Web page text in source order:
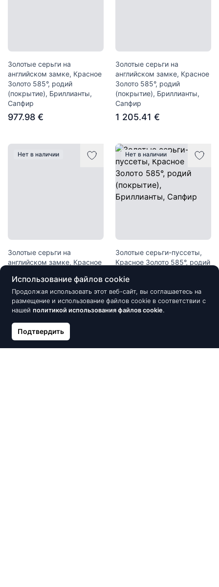
Золотые серьги на
английском замке, Красное
Золото 585°, родий
(покрытие), Бриллианты,
Сапфир
977.98 €
Золотые серьги на
английском замке, Красное
Золото 585°, родий
(покрытие), Бриллианты,
Сапфир
1 205.41 €
Нет в наличии
Золотые серьги на
английском замке, Красное
(покрытие), Бриллианты,
Сапфир
1 270.84 €
Нет в наличии
Золотые серьги-пуссеты,
Красное Золото 585°, родий
Сапфир
1 204.14 €
1 023.52 €
Нет в наличии
Использование файлов cookie
Продолжая использовать этот веб-сайт, вы соглашаетесь на
размещение и использование файлов cookie в соответствии с
нашей политикой использования файлов cookie.
Подтвердить